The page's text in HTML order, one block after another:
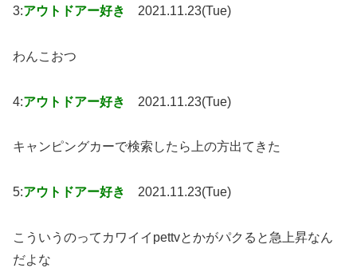
3:アウトドアー好き 2021.11.23(Tue)
わんこおつ
4:アウトドアー好き 2021.11.23(Tue)
キャンピングカーで検索したら上の方出てきた
5:アウトドアー好き 2021.11.23(Tue)
こういうのってカワイイpettvとかがパクると急上昇なん
だよな